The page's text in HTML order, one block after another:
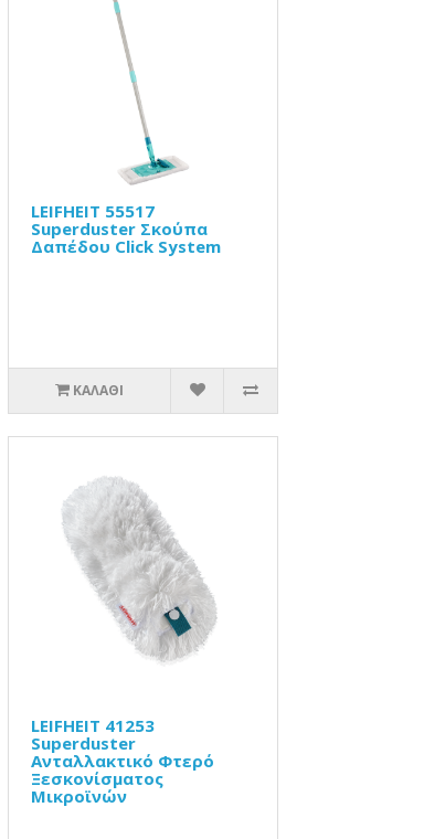
LEIFHEIT 55517
Superduster Σκούπα
Δαπέδου Click System
ΚΑΛΆΘΙ
LEIFHEIT 41253
Superduster
Ανταλλακτικό Φτερό
Ξεσκονίσματος
Μικροϊνών